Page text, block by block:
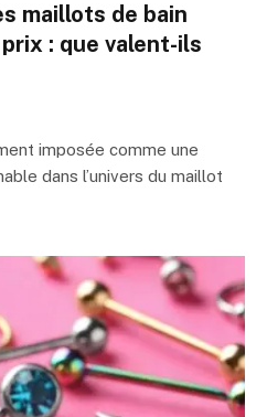
maillots de bain
: que valent-ils
imposée comme une
dans l’univers du maillot